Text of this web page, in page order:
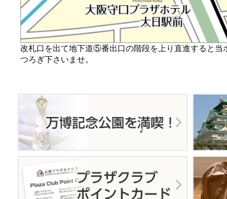
改札口を出て地下道⑤番出口の階段を上り直進すると当
つろぎ下さいませ。